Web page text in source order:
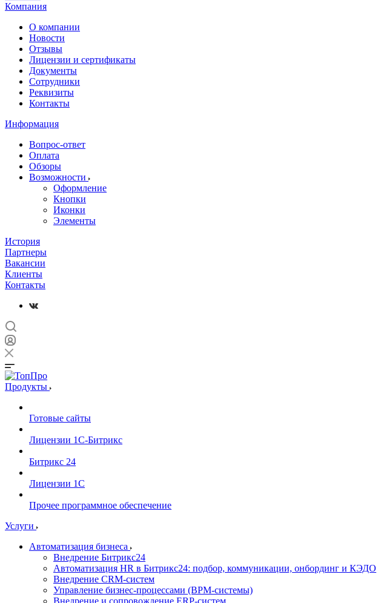
Компания
О компании
Новости
Отзывы
Лицензии и сертификаты
Документы
Сотрудники
Реквизиты
Контакты
Информация
Вопрос-ответ
Оплата
Обзоры
Возможности
Оформление
Кнопки
Иконки
Элементы
История
Партнеры
Вакансии
Клиенты
Контакты
Продукты
Готовые сайты
Лицензии 1С-Битрикс
Битрикс 24
Лицензии 1С
Прочее программное обеспечение
Услуги
Автоматизация бизнеса
Внедрение Битрикс24
Автоматизация HR в Битрикс24: подбор, коммуникации, онбординг и КЭДО
Внедрение CRM-систем
Управление бизнес-процессами (BPM-системы)
Внедрение и сопровождение ERP-систем